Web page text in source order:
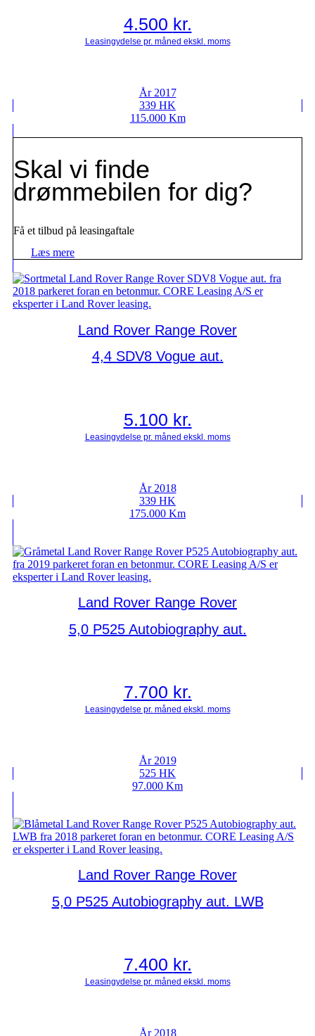
4.500 kr.
År 2017
339 HK
115.000 Km
Skal vi finde
drømmebilen for dig?
Få et tilbud på leasingaftale
Læs mere
Land Rover Range Rover
4,4 SDV8 Vogue aut.
5.100 kr.
År 2018
339 HK
175.000 Km
Land Rover Range Rover
5,0 P525 Autobiography aut.
7.700 kr.
År 2019
525 HK
97.000 Km
Land Rover Range Rover
5,0 P525 Autobiography aut. LWB
7.400 kr.
År 2018